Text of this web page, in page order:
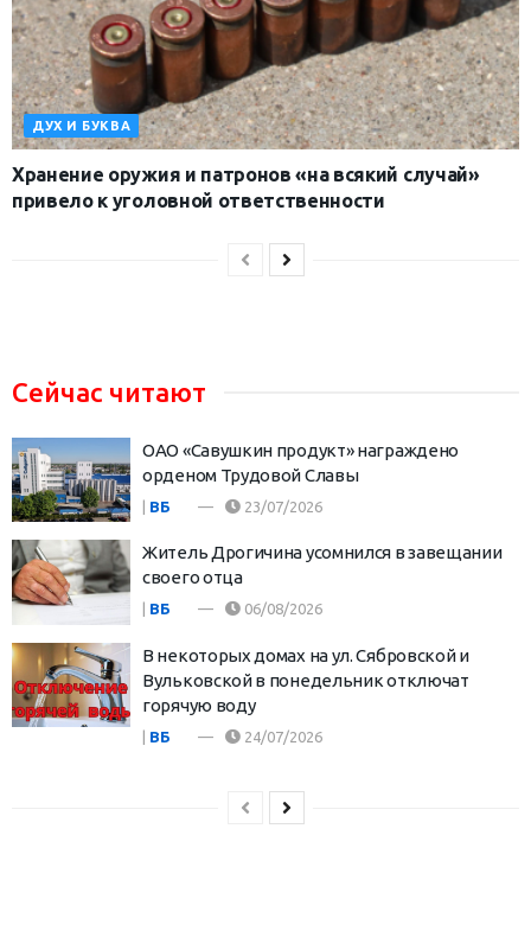
ДУХ И БУКВА
Хранение оружия и патронов «на всякий случай»
привело к уголовной ответственности
Сейчас читают
ОАО «Савушкин продукт» награждено
орденом Трудовой Славы
| ВБ 23/07/2026
Житель Дрогичина усомнился в завещании
своего отца
ВБ 06/08/2026
В некоторых домах на ул. Сябровской и
Вульковской в понедельник отключат
горячую воду
| ВБ 24/07/2026